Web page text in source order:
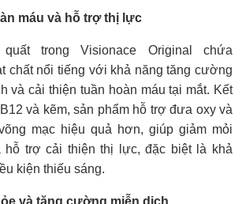
máu và hỗ trợ thị lực
trong Visionace Original chứa
chất nổi tiếng với khả năng tăng cường
và cải thiện tuần hoàn máu tại mắt. Kết
và kẽm, sản phẩm hỗ trợ đưa oxy và
mạc hiệu quả hơn, giúp giảm mỏi
hỗ trợ cải thiện thị lực, đặc biệt là khả
kiện thiếu sáng.
và tăng cường miễn dịch